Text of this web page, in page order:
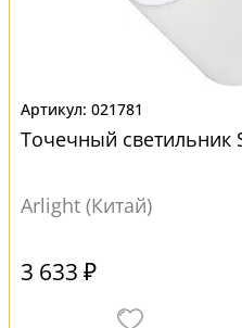
021781
Точечный светильник
Arlight (Китай)
3 633 ₽